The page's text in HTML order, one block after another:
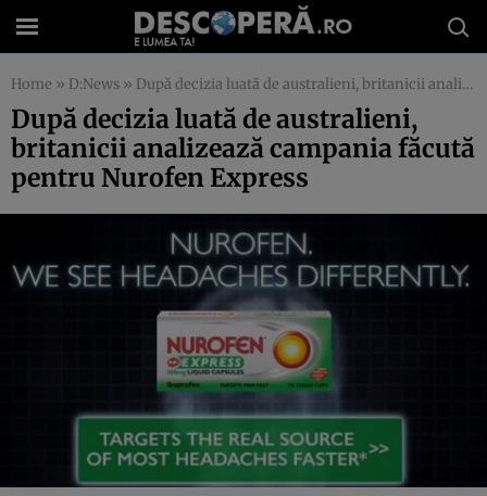
Home » D:News » După decizia luată de australieni, britanicii analizează campania făcută pentru Nurofen Express
După decizia luată de australieni,
britanicii analizează campania făcută
pentru Nurofen Express